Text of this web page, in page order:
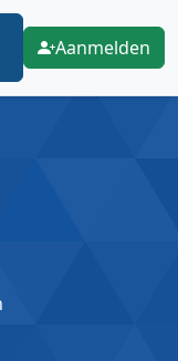
Aanmelden